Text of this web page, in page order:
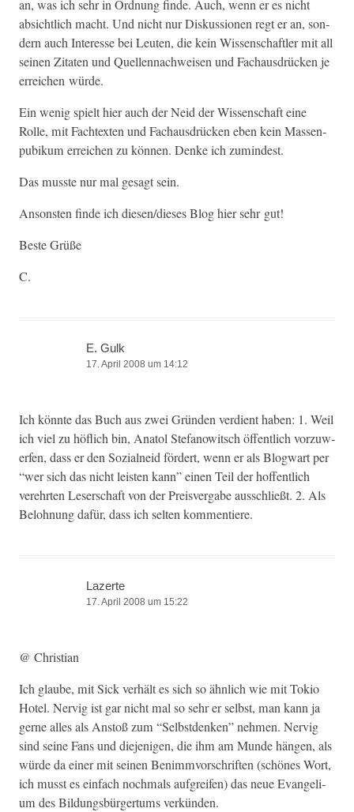
an, was ich sehr in Ord­nung finde. Auch, wenn er es nicht
absichtlich macht. Und nicht nur Diskus­sio­nen regt er an, son­
dern auch Inter­esse bei Leuten, die kein Wis­senschaftler mit all
seinen Zitat­en und Quel­len­nach­weisen und Fachaus­drück­en je
erre­ichen würde.
Ein wenig spielt hier auch der Neid der Wis­senschaft eine
Rolle, mit Fach­tex­ten und Fachaus­drück­en eben kein Massen­
pu­bikum erre­ichen zu kön­nen. Denke ich zumindest.
Das musste nur mal gesagt sein.
Anson­sten finde ich diesen/dieses Blog hier sehr gut!
Beste Grüße
C.
E. Gulk
17. April 2008 um 14:12
Ich kön­nte das Buch aus zwei Grün­den ver­di­ent haben: 1. Weil
ich viel zu höflich bin, Ana­tol Ste­fanow­itsch öffentlich vorzuw­
er­fen, dass er den Sozial­neid fördert, wenn er als Blog­wart per
“wer sich das nicht leis­ten kann” einen Teil der hof­fentlich
verehrten Leser­schaft von der Preisver­gabe auss­chließt. 2. Als
Beloh­nung dafür, dass ich sel­ten kommentiere.
Lazerte
17. April 2008 um 15:22
@ Chris­t­ian
Ich glaube, mit Sick ver­hält es sich so ähn­lich wie mit Tokio
Hotel. Nervig ist gar nicht mal so sehr er selb­st, man kann ja
gerne alles als Anstoß zum “Selb­st­denken” nehmen. Nervig
sind seine Fans und diejeni­gen, die ihm am Munde hän­gen, als
würde da ein­er mit seinen Ben­im­mvorschriften (schönes Wort,
ich musst es ein­fach nochmals auf­greifen) das neue Evan­geli­
um des Bil­dungs­bürg­er­tums verkünden.